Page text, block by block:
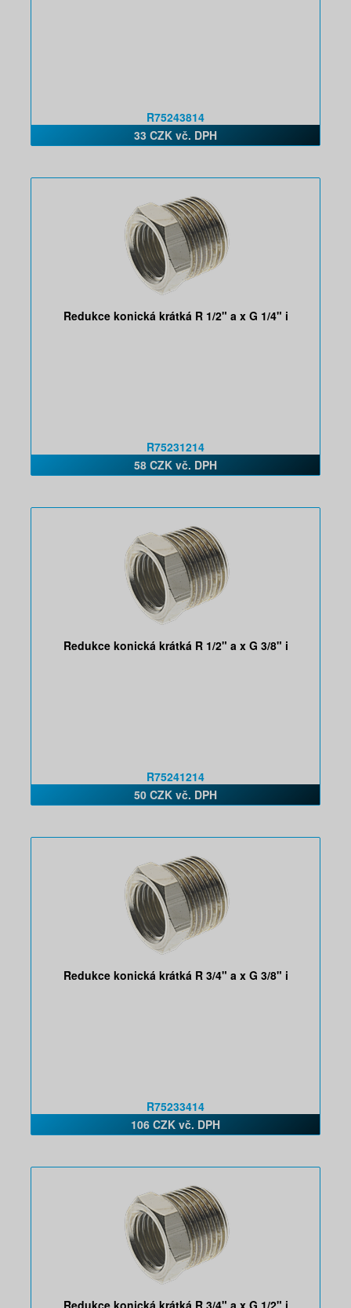
R75243814
33 CZK vč. DPH
Redukce konická krátká R 1/2" a x G 1/4" i
R75231214
58 CZK vč. DPH
Redukce konická krátká R 1/2" a x G 3/8" i
R75241214
50 CZK vč. DPH
Redukce konická krátká R 3/4" a x G 3/8" i
R75233414
106 CZK vč. DPH
Redukce konická krátká R 3/4" a x G 1/2" i